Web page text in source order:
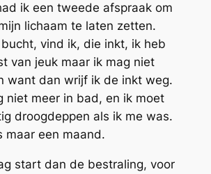
ik een tweede afspraak om
lichaam te laten zetten.
vind ik, die inkt, ik heb
van jeuk maar ik mag niet
want dan wrijf ik de inkt weg.
niet meer in bad, en ik moet
droogdeppen als ik me was.
maar een maand.
start dan de bestraling, voor